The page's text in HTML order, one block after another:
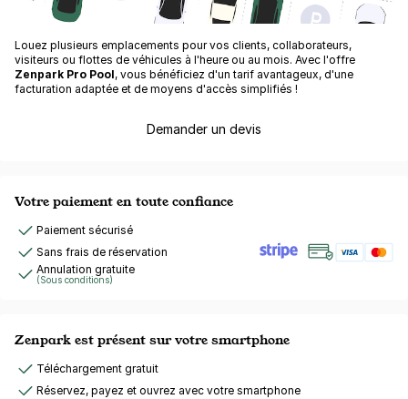
Louez plusieurs emplacements pour vos clients, collaborateurs,
visiteurs ou flottes de véhicules à l'heure ou au mois. Avec l'offre
Zenpark Pro Pool, vous bénéficiez d'un tarif avantageux, d'une
facturation adaptée et de moyens d'accès simplifiés !
Demander un devis
Votre paiement en toute confiance
Paiement sécurisé
Sans frais de réservation
Annulation gratuite
(Sous conditions)
Zenpark est présent sur votre smartphone
Téléchargement gratuit
Réservez, payez et ouvrez avec votre smartphone